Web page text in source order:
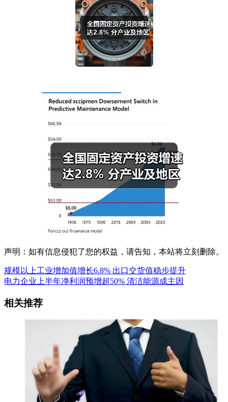
声明：如有信息侵犯了您的权益，请告知，本站将立刻删除。
规模以上工业增加值增长6.8% 出口交货值稳步提升
电力企业上半年净利润预增超50% 清洁能源成主因
相关推荐